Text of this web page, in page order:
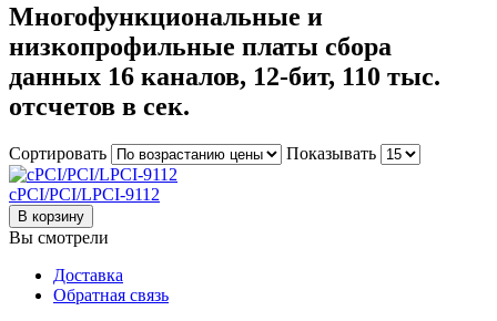
Многофункциональные и
низкопрофильные платы сбора
данных 16 каналов, 12-бит, 110 тыс.
отсчетов в сек.
Сортировать Показывать
cPCI/PCI/LPCI-9112
В корзину
Вы смотрели
Доставка
Обратная связь